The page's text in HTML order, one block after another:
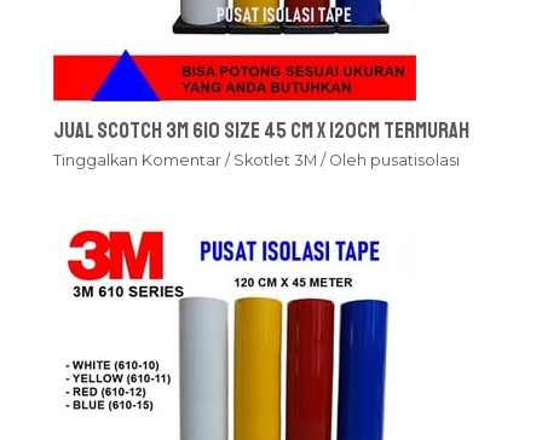
Jual Scotch 3M 610 Size 45 cm x 120cm Termurah
Tinggalkan Komentar / Skotlet 3M / Oleh pusatisolasi